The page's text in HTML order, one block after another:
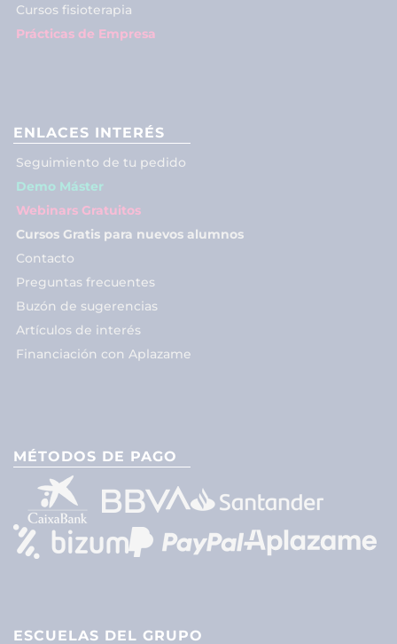
Cursos fisioterapia
Prácticas de Empresa
ENLACES INTERÉS
Seguimiento de tu pedido
Demo Máster
Webinars Gratuitos
Cursos Gratis para nuevos alumnos
Contacto
Preguntas frecuentes
Buzón de sugerencias
Artículos de interés
Financiación con Aplazame
MÉTODOS DE PAGO
ESCUELAS DEL GRUPO